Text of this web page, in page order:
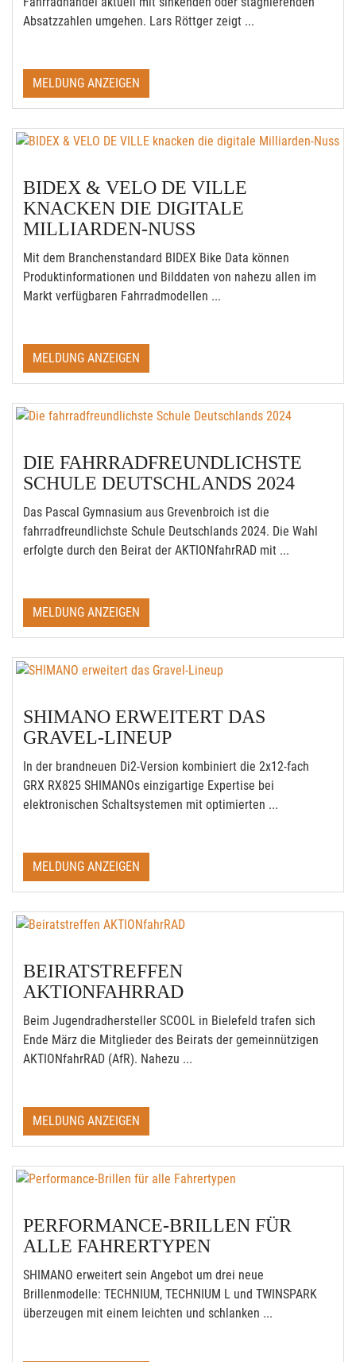
Absatzzahlen umgehen. Lars Röttger zeigt ...
MELDUNG ANZEIGEN
BIDEX & VELO DE VILLE
KNACKEN DIE DIGITALE
MILLIARDEN-NUSS
Mit dem Branchenstandard BIDEX Bike Data können
Produktinformationen und Bilddaten von nahezu allen im
Markt verfügbaren Fahrradmodellen ...
MELDUNG ANZEIGEN
DIE FAHRRADFREUNDLICHSTE
SCHULE DEUTSCHLANDS 2024
Das Pascal Gymnasium aus Grevenbroich ist die
fahrradfreundlichste Schule Deutschlands 2024. Die Wahl
erfolgte durch den Beirat der AKTIONfahrRAD mit ...
MELDUNG ANZEIGEN
SHIMANO ERWEITERT DAS
GRAVEL-LINEUP
In der brandneuen Di2-Version kombiniert die 2x12-fach
GRX RX825 SHIMANOs einzigartige Expertise bei
elektronischen Schaltsystemen mit optimierten ...
MELDUNG ANZEIGEN
BEIRATSTREFFEN
AKTIONFAHRRAD
Beim Jugendradhersteller SCOOL in Bielefeld trafen sich
Ende März die Mitglieder des Beirats der gemeinnützigen
AKTIONfahrRAD (AfR). Nahezu ...
MELDUNG ANZEIGEN
PERFORMANCE-BRILLEN FÜR
ALLE FAHRERTYPEN
SHIMANO erweitert sein Angebot um drei neue
Brillenmodelle: TECHNIUM, TECHNIUM L und TWINSPARK
überzeugen mit einem leichten und schlanken ...